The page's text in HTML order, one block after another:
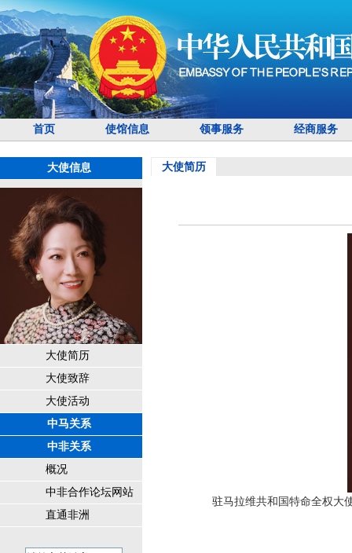
首页 使馆信息 领事服务 经商服务
大使信息
大使简历
大使致辞
大使活动
中马关系
中非关系
概况
中非合作论坛网站
直通非洲
大使简历
驻马拉维共和国特命全权大